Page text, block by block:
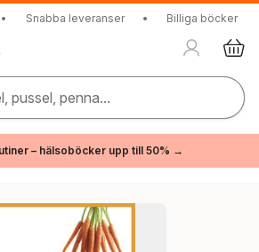
• Snabba leveranser • Billiga böcker
pussel, penna...
– hälsoböcker upp till 50% →